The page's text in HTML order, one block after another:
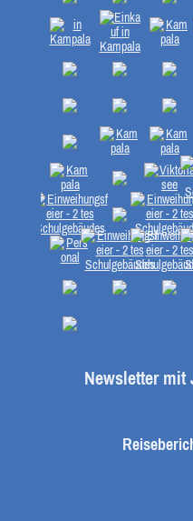
Newsletter mit